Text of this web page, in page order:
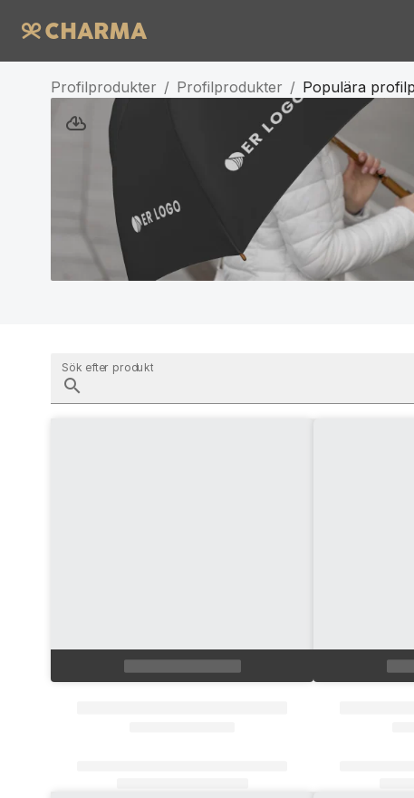
Profilprodukter / Profilprodukter / Populära
Sök efter produkt